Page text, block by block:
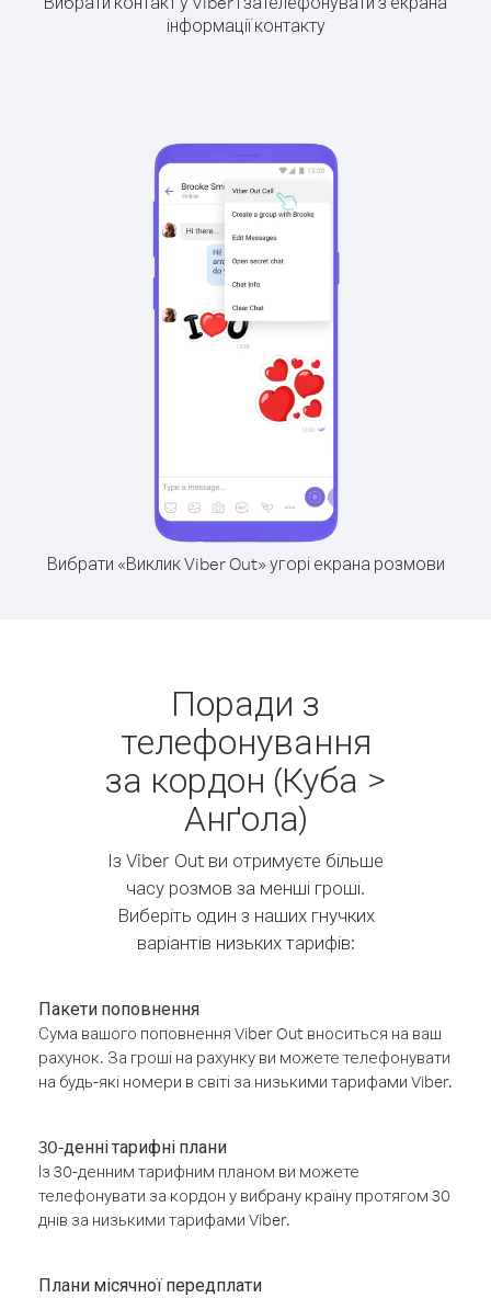
інформації контакту
Вибрати «Виклик Viber Out» угорі екрана розмови
Поради з
телефонування
за кордон (Куба >
Анґола)
Із Viber Out ви отримуєте більше
часу розмов за менші гроші.
Виберіть один з наших гнучких
варіантів низьких тарифів:
Пакети поповнення
Сума вашого поповнення Viber Out вноситься на ваш
рахунок. За гроші на рахунку ви можете телефонувати
на будь-які номери в світі за низькими тарифами Viber.
30-денні тарифні плани
Із 30-денним тарифним планом ви можете
телефонувати за кордон у вибрану країну протягом 30
днів за низькими тарифами Viber.
Плани місячної передплати